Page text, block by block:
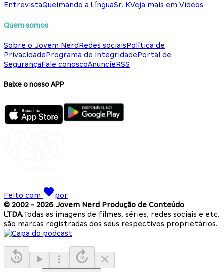
EntrevistaQueimando a LínguaSr. KVeja mais em Vídeos
Quem somos
Sobre o Jovem NerdRedes sociaisPolítica de
PrivacidadePrograma de IntegridadePortal de
SegurançaFale conoscoAnuncieRSS
Baixe o nosso APP
Feito com
por
© 2002 - 2026 Jovem Nerd Produção de Conteúdo
LTDA.Todas as imagens de filmes, séries, redes sociais e etc.
são marcas registradas dos seus respectivos proprietários.